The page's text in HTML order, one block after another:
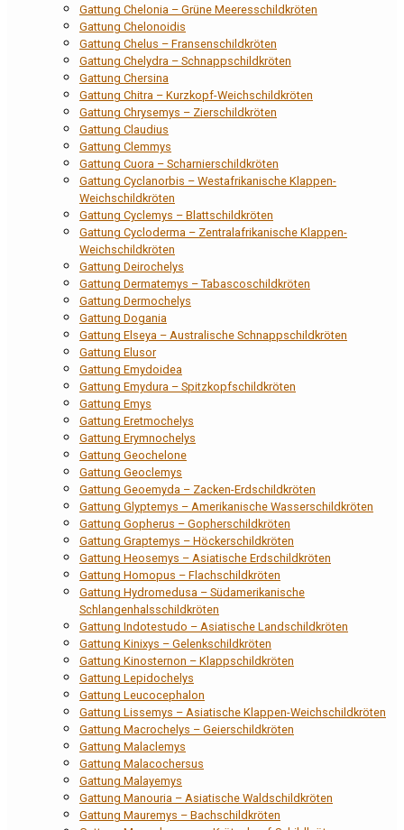
Gattung Chelonia – Grüne Meeresschildkröten
Gattung Chelonoidis
Gattung Chelus – Fransenschildkröten
Gattung Chelydra – Schnappschildkröten
Gattung Chersina
Gattung Chitra – Kurzkopf-Weichschildkröten
Gattung Chrysemys – Zierschildkröten
Gattung Claudius
Gattung Clemmys
Gattung Cuora – Scharnierschildkröten
Gattung Cyclanorbis – Westafrikanische Klappen-
Weichschildkröten
Gattung Cyclemys – Blattschildkröten
Gattung Cycloderma – Zentralafrikanische Klappen-
Weichschildkröten
Gattung Deirochelys
Gattung Dermatemys – Tabascoschildkröten
Gattung Dermochelys
Gattung Dogania
Gattung Elseya – Australische Schnappschildkröten
Gattung Elusor
Gattung Emydoidea
Gattung Emydura – Spitzkopfschildkröten
Gattung Emys
Gattung Eretmochelys
Gattung Erymnochelys
Gattung Geochelone
Gattung Geoclemys
Gattung Geoemyda – Zacken-Erdschildkröten
Gattung Glyptemys – Amerikanische Wasserschildkröten
Gattung Gopherus – Gopherschildkröten
Gattung Graptemys – Höckerschildkröten
Gattung Heosemys – Asiatische Erdschildkröten
Gattung Homopus – Flachschildkröten
Gattung Hydromedusa – Südamerikanische
Schlangenhalsschildkröten
Gattung Indotestudo – Asiatische Landschildkröten
Gattung Kinixys – Gelenkschildkröten
Gattung Kinosternon – Klappschildkröten
Gattung Lepidochelys
Gattung Leucocephalon
Gattung Lissemys – Asiatische Klappen-Weichschildkröten
Gattung Macrochelys – Geierschildkröten
Gattung Malaclemys
Gattung Malacochersus
Gattung Malayemys
Gattung Manouria – Asiatische Waldschildkröten
Gattung Mauremys – Bachschildkröten